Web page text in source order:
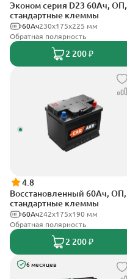
Эконом серия D23 60Ач, ОП,
стандартные клеммы
230x175x225 мм
60Ач
Обратная полярность
2 200 ₽
4.8
Восстановленный 60Ач, ОП,
стандартные клеммы
242х175х190 мм
60Ач
Обратная полярность
2 200 ₽
6 месяцев